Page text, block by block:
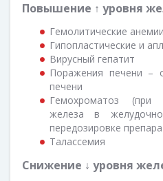
Повышение ↑ уровня
Гемолитические анемии
Гипопластические и
Вирусный гепатит
Поражения печени –
печени
Гемохроматоз (при
железа в
передозировке
Талассемия
Снижение ↓ уровня